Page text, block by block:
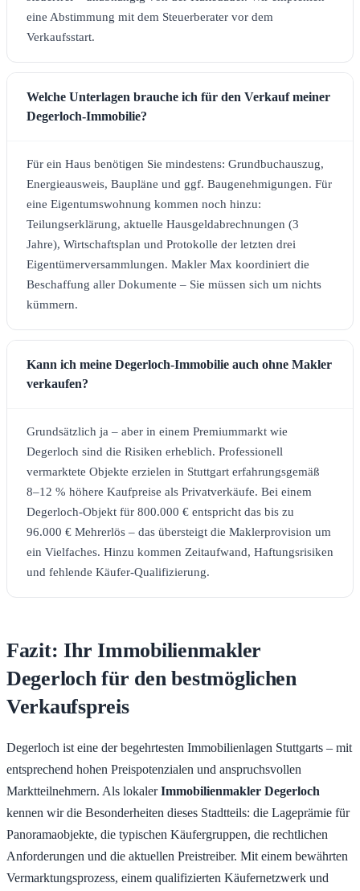
eine Abstimmung mit dem Steuerberater vor dem
Verkaufsstart.
Welche Unterlagen brauche ich für den Verkauf meiner
Degerloch-Immobilie?
Für ein Haus benötigen Sie mindestens: Grundbuchauszug,
Energieausweis, Baupläne und ggf. Baugenehmigungen. Für
eine Eigentumswohnung kommen noch hinzu:
Teilungserklärung, aktuelle Hausgeldabrechnungen (3
Jahre), Wirtschaftsplan und Protokolle der letzten drei
Eigentümerversammlungen. Makler Max koordiniert die
Beschaffung aller Dokumente – Sie müssen sich um nichts
kümmern.
Kann ich meine Degerloch-Immobilie auch ohne Makler
verkaufen?
Grundsätzlich ja – aber in einem Premiummarkt wie
Degerloch sind die Risiken erheblich. Professionell
vermarktete Objekte erzielen in Stuttgart erfahrungsgemäß
8–12 % höhere Kaufpreise als Privatverkäufe. Bei einem
Degerloch-Objekt für 800.000 € entspricht das bis zu
96.000 € Mehrerlös – das übersteigt die Maklerprovision um
ein Vielfaches. Hinzu kommen Zeitaufwand, Haftungsrisiken
und fehlende Käufer-Qualifizierung.
Fazit: Ihr Immobilienmakler
Degerloch für den bestmöglichen
Verkaufspreis
Degerloch ist eine der begehrtesten Immobilienlagen Stuttgarts – mit
entsprechend hohen Preispotenzialen und anspruchsvollen
Marktteilnehmern. Als lokalerImmobilienmakler Degerloch
kennen wir die Besonderheiten dieses Stadtteils: die Lageprämie für
Panoramaobjekte, die typischen Käufergruppen, die rechtlichen
Anforderungen und die aktuellen Preistreiber. Mit einem bewährten
Vermarktungsprozess, einem qualifizierten Käufernetzwerk und